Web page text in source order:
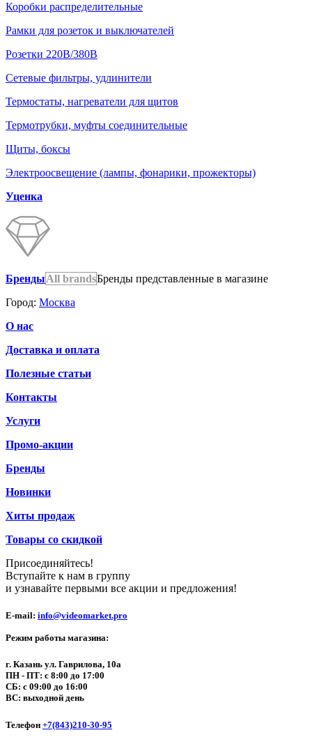
Коробки распределительные
Рамки для розеток и выключателей
Розетки 220В/380В
Сетевые фильтры, удлинители
Термостаты, нагреватели для щитов
Термотрубки, муфты соединительные
Щиты, боксы
Электроосвещение (лампы, фонарики, прожекторы)
Уценка
БрендыAll brandsБренды представленные в магазине
Город: Москва
О нас
Доставка и оплата
Полезные статьи
Контакты
Услуги
Промо-акции
Бренды
Новинки
Хиты продаж
Товары со скидкой
Присоединяйтесь!
Вступайте к нам в группу
и узнавайте первыми все акции и предложения!
E-mail: info@videomarket.pro
Режим работы магазина:
г. Казань ул. Гаврилова, 10а
ПН - ПТ: с 8:00 до 17:00
СБ: с 09:00 до 16:00
ВС: выходной день
Телефон +7(843)210-30-95